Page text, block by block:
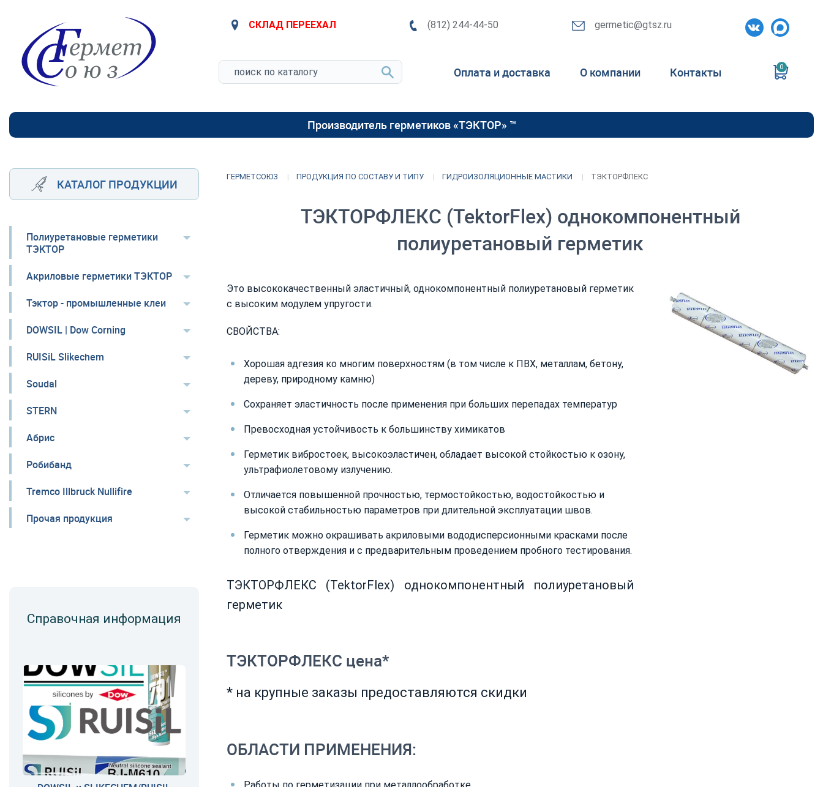
СКЛАД ПЕРЕЕХАЛ (812) 244-44-50 germetic@gtsz.ru
Оплата и доставка О компании Контакты 0
Производитель герметиков «ТЭКТОР» ™
КАТАЛОГ ПРОДУКЦИИ
Полиуретановые герметики
ТЭКТОР
Акриловые герметики ТЭКТОР
Тэктор - промышленные клеи
DOWSIL | Dow Corning
RUISiL Slikechem
Soudal
STERN
Абрис
Робибанд
Tremco Illbruck Nullifire
Прочая продукция
Справочная информация
ГЕРМЕТСОЮЗ ПРОДУКЦИЯ ПО СОСТАВУ И ТИПУ ГИДРОИЗОЛЯЦИОННЫЕ МАСТИКИ ТЭКТОРФЛЕКС
ТЭКТОРФЛЕКС (TektorFlex) однокомпонентный
полиуретановый герметик
Это высококачественный эластичный, однокомпонентный полиуретановый герметик
с высоким модулем упругости.
СВОЙСТВА:
Хорошая адгезия ко многим поверхностям (в том числе к ПВХ, металлам, бетону,
дереву, природному камню)
Сохраняет эластичность после применения при больших перепадах температур
Превосходная устойчивость к большинству химикатов
Герметик вибростоек, высокоэластичен, обладает высокой стойкостью к озону,
ультрафиолетовому излучению.
Отличается повышенной прочностью, термостойкостью, водостойкостью и
высокой стабильностью параметров при длительной эксплуатации швов.
Герметик можно окрашивать акриловыми вододисперсионными красками после
полного отверждения и с предварительным проведением пробного тестирования.
ТЭКТОРФЛЕКС (TektorFlex) однокомпонентный полиуретановый
герметик
ТЭКТОРФЛЕКС цена*
* на крупные заказы предоставляются скидки
ОБЛАСТИ ПРИМЕНЕНИЯ:
Работы по герметизации при металлообработке